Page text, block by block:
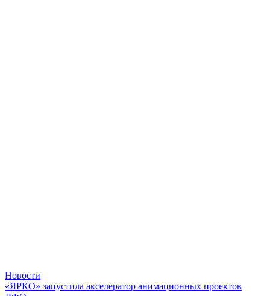
Новости
«ЯРКО» запустила акселератор анимационных проектов